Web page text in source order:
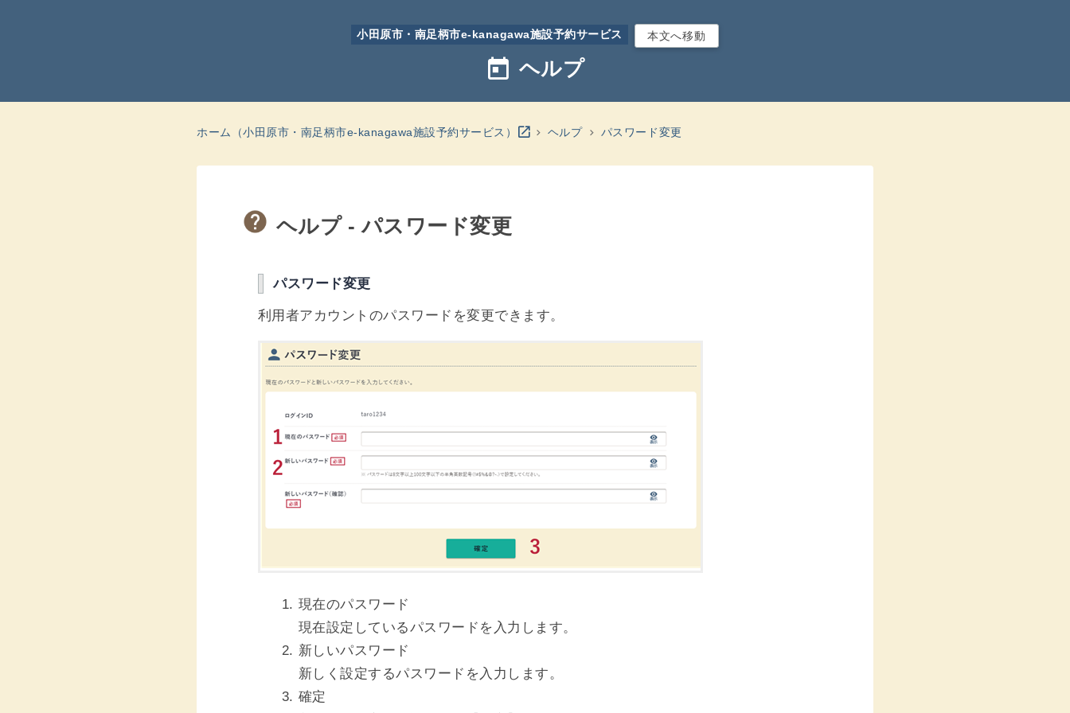
小田原市・南足柄市e-kanagawa施設予約サービス 本文へ移動
today ヘルプ
ホーム（小田原市・南足柄市e-kanagawa施設予約サービス） open_in_new ヘルプ パスワード変更
ヘルプ - パスワード変更
パスワード変更
利用者アカウントのパスワードを変更できます。
現在のパスワード
現在設定しているパスワードを入力します。
新しいパスワード
新しく設定するパスワードを入力します。
確定